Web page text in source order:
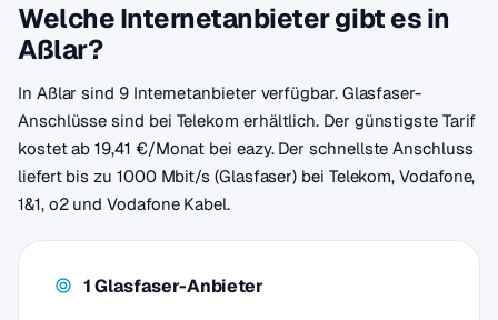
Welche Internetanbieter gibt es in
Aßlar?
In Aßlar sind 9 Internetanbieter verfügbar. Glasfaser-
Anschlüsse sind bei Telekom erhältlich. Der günstigste Tarif
kostet ab 19,41 €/Monat bei eazy. Der schnellste Anschluss
liefert bis zu 1000 Mbit/s (Glasfaser) bei Telekom, Vodafone,
1&1, o2 und Vodafone Kabel.
1 Glasfaser-Anbieter